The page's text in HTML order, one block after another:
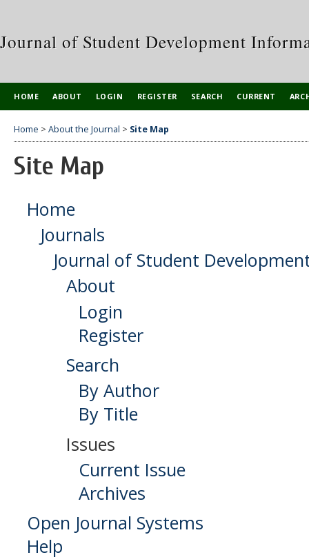
Journal of Student Development
HOME ABOUT LOGIN REGISTER SEARCH CURRENT
Home > About the Journal > Site Map
Site Map
Home
Journals
Journal of Student
About
Login
Register
Search
By Author
By Title
Issues
Current Issue
Archives
Open Journal Systems
Help